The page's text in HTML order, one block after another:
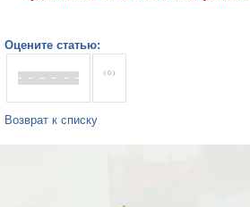
Оцените статью:
( 0 )
Возврат к списку